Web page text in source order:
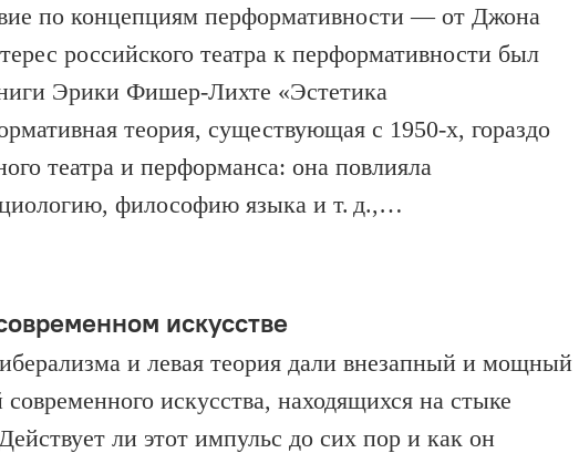
по концепциям перформативности — от Джона
российского театра к перформа­тивности был
Эрики Фишер-Лихте «Эстетика
теория, существующая с 1950‑х, гораздо
театра и перформанса: она повлияла
философию языка и т. д.,…
искусстве
и левая теория дали внезапный и мощный
искусства, находящихся на стыке
ли этот импульс до сих пор и как он